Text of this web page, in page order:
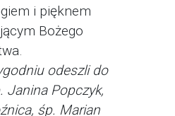
i pięknem
Bożego
odeszli do
Janina Popczyk,
śp. Marian